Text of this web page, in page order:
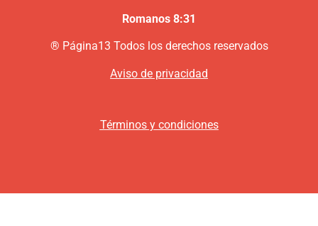
Romanos 8:31
® Página13 Todos los derechos reservados
Aviso de privacidad
Términos y condiciones